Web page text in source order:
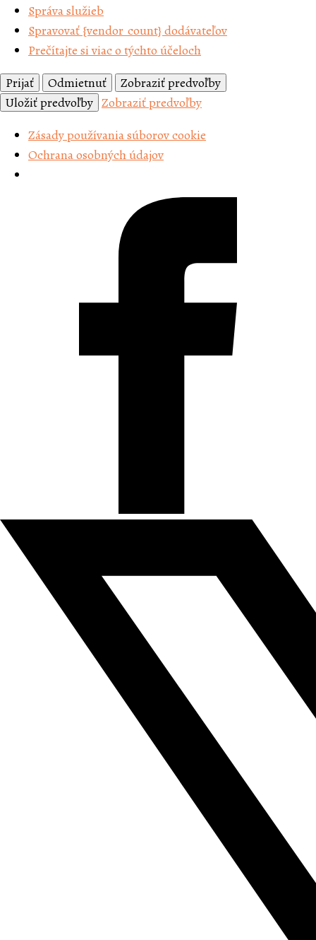
Správa služieb
Spravovať {vendor_count} dodávateľov
Prečítajte si viac o týchto účeloch
Prijať
Odmietnuť
Zobraziť predvoľby
Uložiť predvoľby Zobraziť predvoľby
Zásady používania súborov cookie
Ochrana osobných údajov